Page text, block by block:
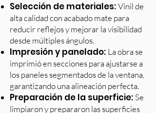
Selección de materiales:Vinil de
alta calidad con acabado mate para
reducir reflejos y mejorar la visibilidad
desde múltiples ángulos.
Impresión y panelado: La obra se
imprimió en secciones para ajustarse a
los paneles segmentados de la ventana,
garantizando una alineación perfecta.
Preparación de la superficie: Se
limpiaron y prepararon las superficies